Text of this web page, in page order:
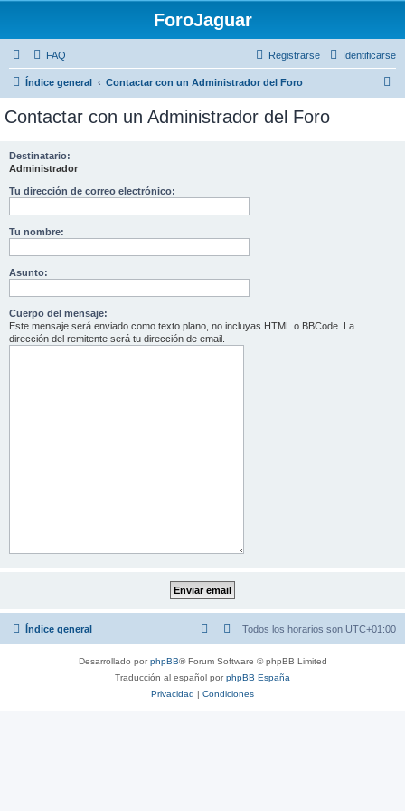
ForoJaguar
FAQ Identificarse
Registrarse
Índice general Contactar con un Administrador del Foro
Contactar con un Administrador del Foro
Destinatario:
Administrador
Tu dirección de correo electrónico:
Tu nombre:
Asunto:
Cuerpo del mensaje:
Este mensaje será enviado como texto plano, no incluyas HTML o BBCode. La
dirección del remitente será tu dirección de email.
Índice general Todos los horarios son UTC+01:00
Desarrollado porphpBB® Forum Software © phpBB Limited
Traducción al español porphpBB España
Privacidad | Condiciones